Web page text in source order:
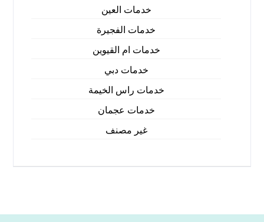
خدمات العين
خدمات الفجيرة
خدمات ام القيوين
خدمات دبي
خدمات راس الخيمة
خدمات عجمان
غير مصنف